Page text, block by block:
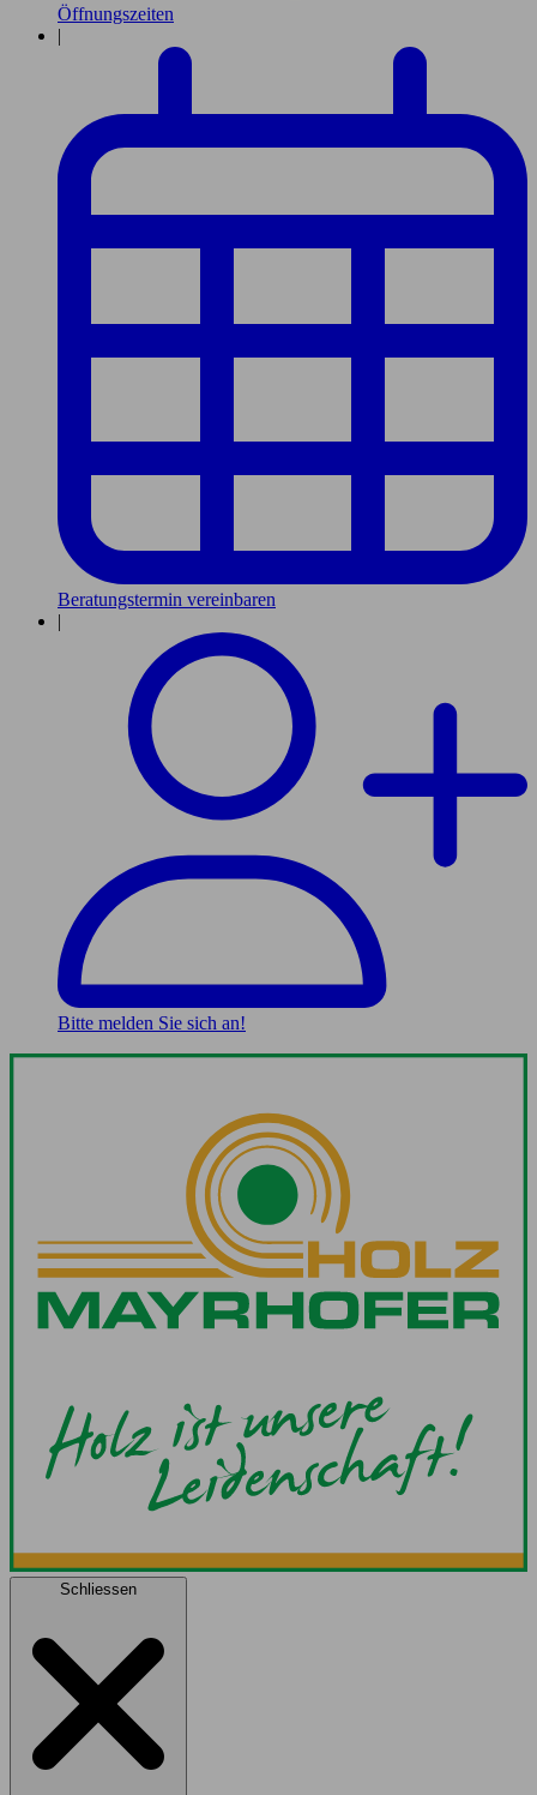
Öffnungszeiten
|
Beratungstermin vereinbaren
|
Bitte melden Sie sich an!
Schliessen